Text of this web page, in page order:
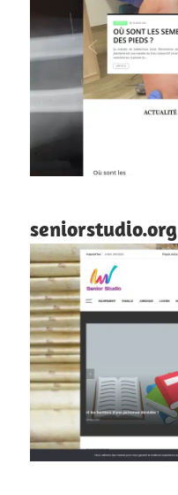
seniorstudio.org